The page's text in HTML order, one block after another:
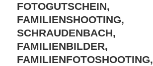
FOTOGUTSCHEIN,
FAMILIENSHOOTING,
SCHRAUDENBACH,
FAMILIENBILDER,
FAMILIENFOTOSHOOTING,